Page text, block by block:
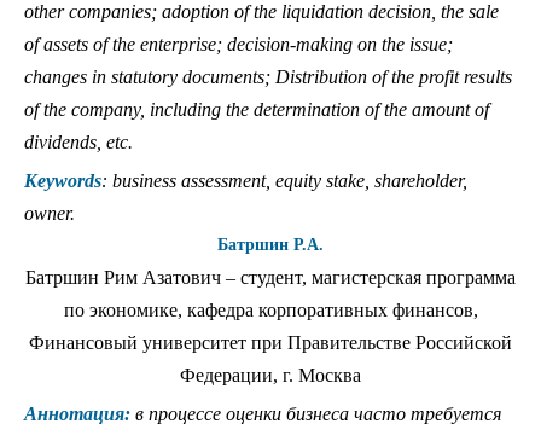
other companies; adoption of the liquidation decision, the sale
of assets of the enterprise; decision-making on the issue;
changes in statutory documents; Distribution of the profit results
of the company, including the determination of the amount of
dividends, etc.
Keywords: business assessment, equity stake, shareholder,
owner.
Батршин Р.А.
Батршин Рим Азатович – студент, магистерская программа
по экономике, кафедра корпоративных финансов,
Финансовый университет при Правительстве Российской
Федерации, г. Москва
Аннотация: в процессе оценки бизнеса часто требуется